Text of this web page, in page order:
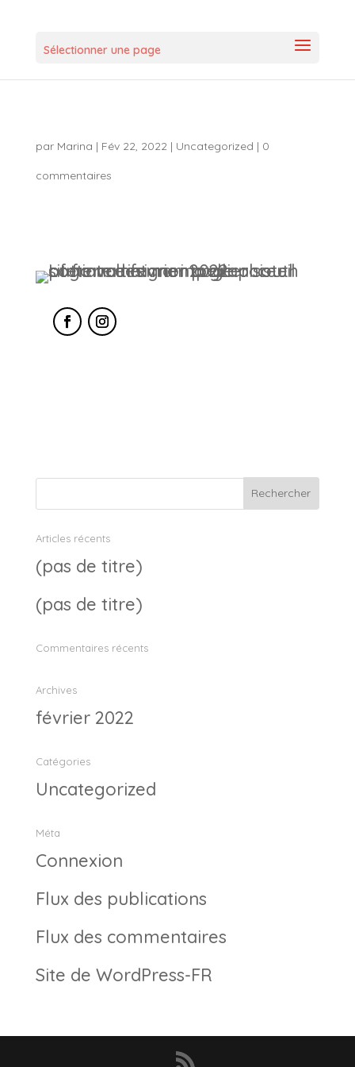
Sélectionner une page
par Marina | Fév 22, 2022 | Uncategorized | 0
commentaires
Articles récents
(pas de titre)
(pas de titre)
Commentaires récents
Archives
février 2022
Catégories
Uncategorized
Méta
Connexion
Flux des publications
Flux des commentaires
Site de WordPress-FR